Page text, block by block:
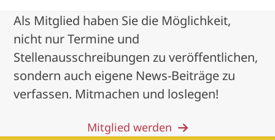
Als Mitglied haben Sie die Möglichkeit,
nicht nur Termine und
Stellenausschreibungen zu veröffentlichen,
sondern auch eigene News-Beiträge zu
verfassen. Mitmachen und loslegen!
Mitglied werden